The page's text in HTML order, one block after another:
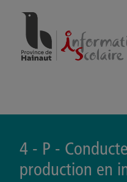
4 - P -
production en